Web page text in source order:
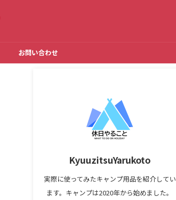
お問い合わせ
KyuuzitsuYarukoto
実際に使ってみたキャンプ用品を紹介してい
ます。キャンプは2020年から始めました。